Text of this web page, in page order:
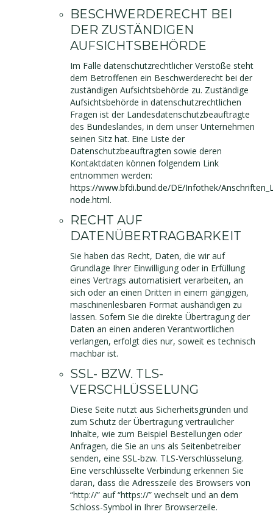
BESCHWERDERECHT BEI
DER ZUSTÄNDIGEN
AUFSICHTSBEHÖRDE
Im Falle datenschutzrechtlicher Verstöße steht
dem Betroffenen ein Beschwerderecht bei der
zuständigen Aufsichtsbehörde zu. Zuständige
Aufsichtsbehörde in datenschutzrechtlichen
Fragen ist der Landesdatenschutzbeauftragte
des Bundeslandes, in dem unser Unternehmen
seinen Sitz hat. Eine Liste der
Datenschutzbeauftragten sowie deren
Kontaktdaten können folgendem Link
entnommen werden:
https://www.bfdi.bund.de/DE/Infothek/
node.html.
RECHT AUF
DATENÜBERTRAGBARKEIT
Sie haben das Recht, Daten, die wir auf
Grundlage Ihrer Einwilligung oder in Erfüllung
eines Vertrags automatisiert verarbeiten, an
sich oder an einen Dritten in einem gängigen,
maschinenlesbaren Format aushändigen zu
lassen. Sofern Sie die direkte Übertragung der
Daten an einen anderen Verantwortlichen
verlangen, erfolgt dies nur, soweit es technisch
machbar ist.
SSL- BZW. TLS-
VERSCHLÜSSELUNG
Diese Seite nutzt aus Sicherheitsgründen und
zum Schutz der Übertragung vertraulicher
Inhalte, wie zum Beispiel Bestellungen oder
Anfragen, die Sie an uns als Seitenbetreiber
senden, eine SSL-bzw. TLS-Verschlüsselung.
Eine verschlüsselte Verbindung erkennen Sie
daran, dass die Adresszeile des Browsers von
“http://” auf “https://” wechselt und an dem
Schloss-Symbol in Ihrer Browserzeile.